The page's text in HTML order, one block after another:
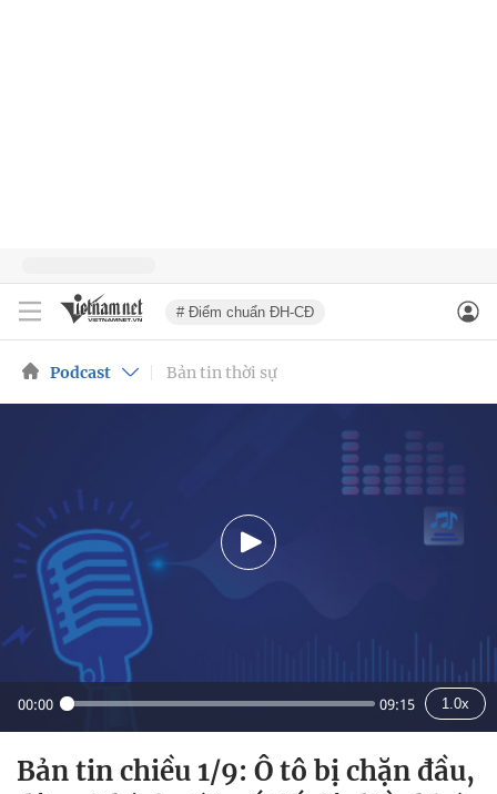
# Điểm chuẩn ĐH-CĐ
Podcast Bản tin thời sự
00:00 09:15 1.0x
Bản tin chiều 1/9: Ô tô bị chặn đầu,